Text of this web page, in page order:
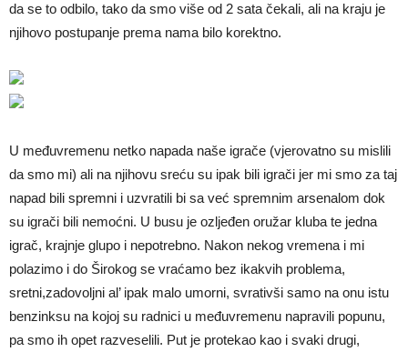
da se to odbilo, tako da smo više od 2 sata čekali, ali na kraju je
njihovo postupanje prema nama bilo korektno.
U međuvremenu netko napada naše igrače (vjerovatno su mislili
da smo mi) ali na njihovu sreću su ipak bili igrači jer mi smo za taj
napad bili spremni i uzvratili bi sa već spremnim arsenalom dok
su igrači bili nemoćni. U busu je ozljeđen oružar kluba te jedna
igrač, krajnje glupo i nepotrebno. Nakon nekog vremena i mi
polazimo i do Širokog se vraćamo bez ikakvih problema,
sretni,zadovoljni al’ ipak malo umorni, svrativši samo na onu istu
benzinksu na kojoj su radnici u međuvremenu napravili popunu,
pa smo ih opet razveselili. Put je protekao kao i svaki drugi,